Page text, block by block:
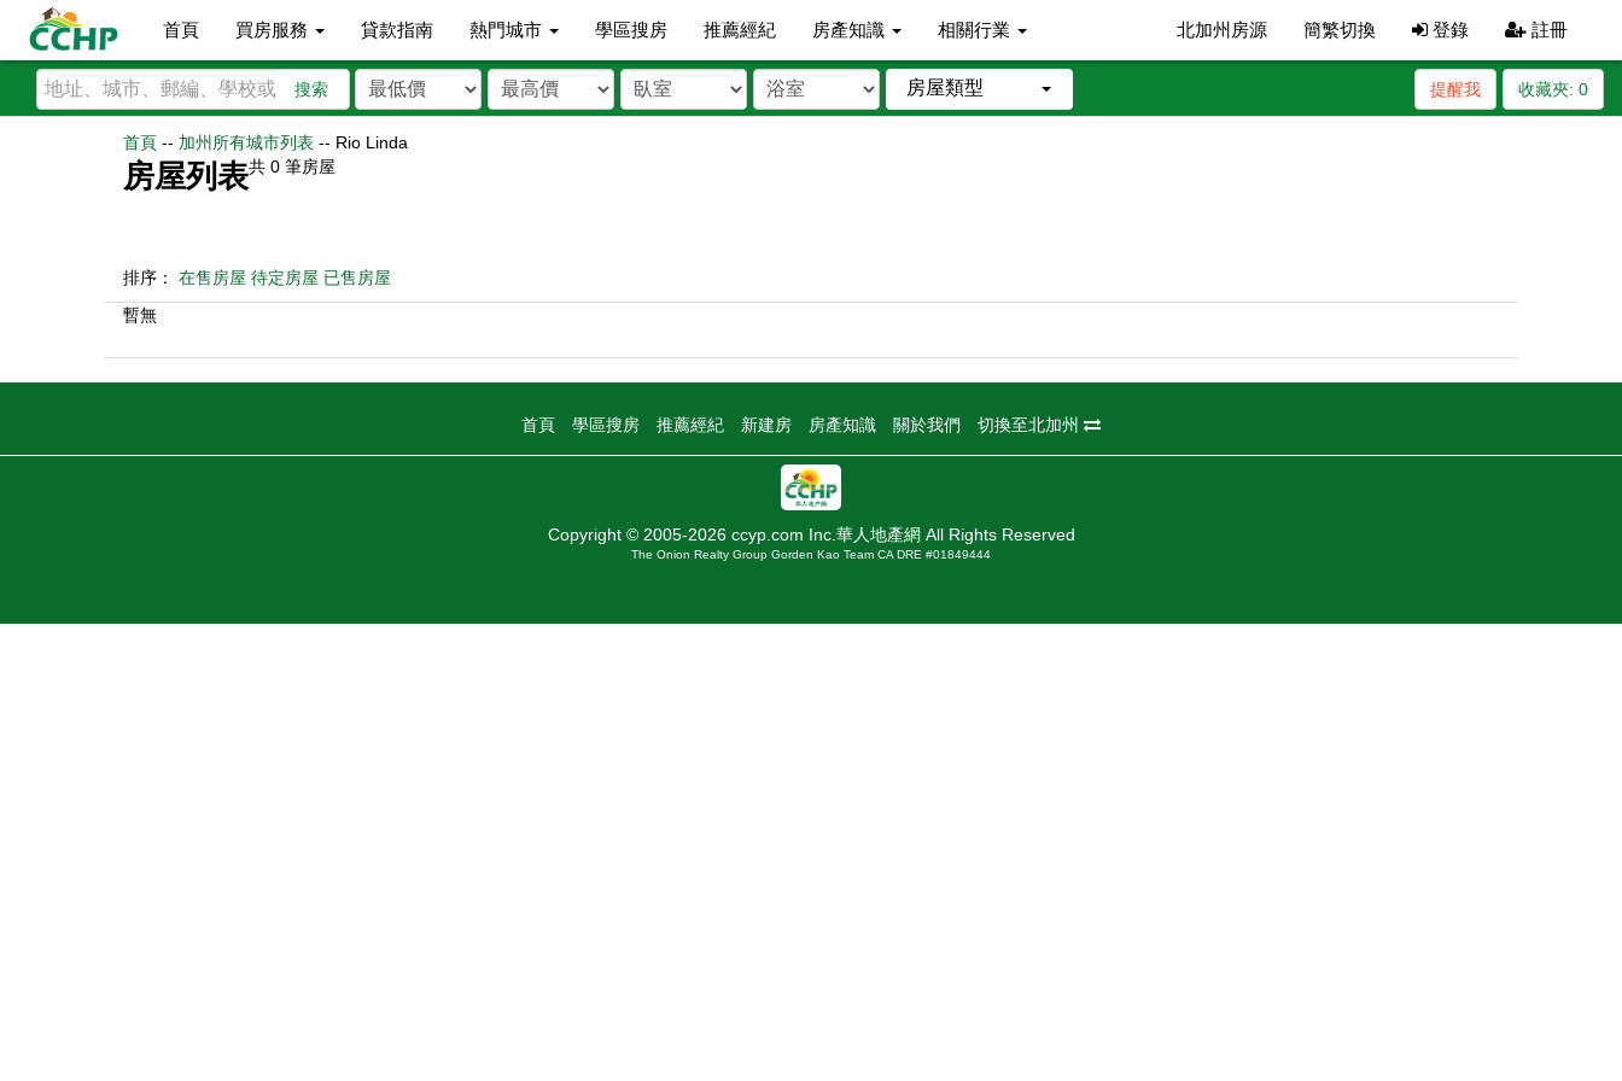
首頁 買房服務 貸款指南 熱門城市 學區搜房 推薦經紀 房產知識 相關行業 北加州房源 簡繁切換 登錄 註冊
搜索 房屋類型 收藏夾: 0
提醒我
首頁 -- 加州所有城市列表 -- Rio Linda
房屋列表共 0 筆房屋
排序： 在售房屋 待定房屋 已售房屋
暫無
首頁 學區搜房 推薦經紀 新建房 房產知識 關於我們 切換至北加州
Copyright © 2005-2026 ccyp.com Inc.華人地產網 All Rights Reserved
The Onion Realty Group Gorden Kao Team CA DRE #01849444